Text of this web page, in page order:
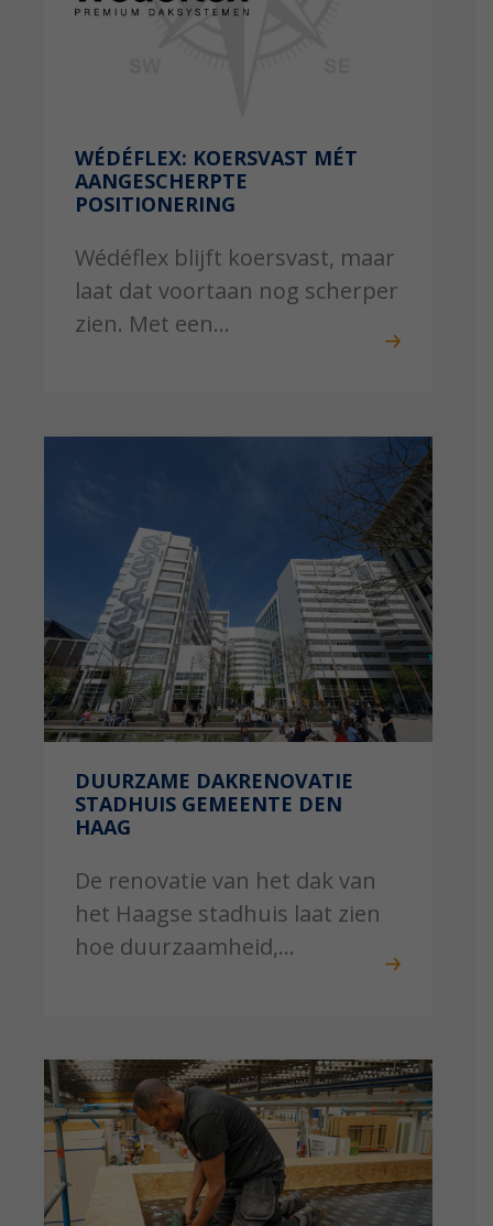
WÉDÉFLEX: KOERSVAST MÉT
AANGESCHERPTE
POSITIONERING
Wédéflex blijft koersvast, maar
laat dat voortaan nog scherper
zien. Met een...
DUURZAME DAKRENOVATIE
STADHUIS GEMEENTE DEN
HAAG
De renovatie van het dak van
het Haagse stadhuis laat zien
hoe duurzaamheid,...